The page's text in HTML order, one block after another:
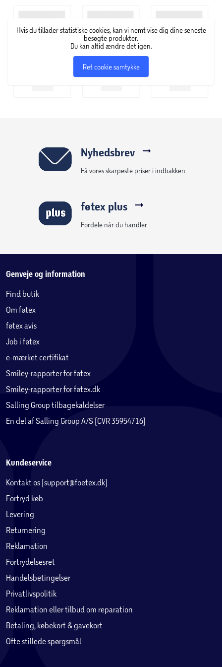
synsfelt, så du ikke går glip af noget. For præcis justering af
visningen er den centrale drejeknap let tilgængelig for at
For mere information, se den downloadbare pdf under
produktmediefanen nedenfor.
Hvis du tillader statistiske cookies, kan vi nemt vise dig dine seneste
besøgte produkter.
Du kan altid ændre det igen.
Ret cookie samtykke
Nyhedsbrev
Få vores skarpeste priser i indbakken
føtex plus
Fordele når du handler
Genveje og information
Find butik
Om føtex
føtex avis
Job i føtex
e-mærket certifikat
Smiley-rapporter for føtex
Smiley-rapporter for føtex.dk
Salling Group tilbagekaldelser
En del af Salling Group A/S (CVR 35954716)
Kundeservice
Kontakt os (support@foetex.dk)
Fortryd køb
Levering
Returnering
Reklamation
Fortrydelsesret
Handelsbetingelser
Privatlivspolitik
Reklamation eller tilbud om reparation
Betaling, købekort & gavekort
Ofte stillede spørgsmål